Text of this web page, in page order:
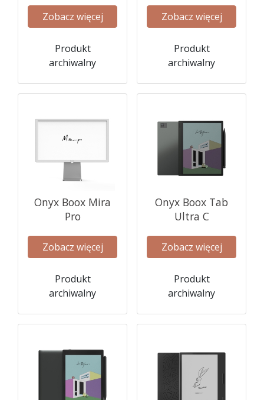
Zobacz więcej
Produkt
archiwalny
Zobacz więcej
Produkt
archiwalny
Onyx Boox Mira
Pro
Zobacz więcej
Produkt
archiwalny
Onyx Boox Tab
Ultra C
Zobacz więcej
Produkt
archiwalny